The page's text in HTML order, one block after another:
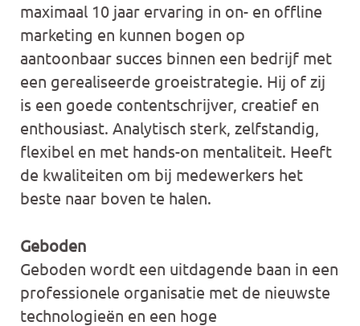
maximaal 10 jaar ervaring in on- en offline
marketing en kunnen bogen op
aantoonbaar succes binnen een bedrijf met
een gerealiseerde groeistrategie. Hij of zij
is een goede contentschrijver, creatief en
enthousiast. Analytisch sterk, zelfstandig,
flexibel en met hands-on mentaliteit. Heeft
de kwaliteiten om bij medewerkers het
beste naar boven te halen.
Geboden
Geboden wordt een uitdagende baan in een
professionele organisatie met de nieuwste
technologieën en een hoge